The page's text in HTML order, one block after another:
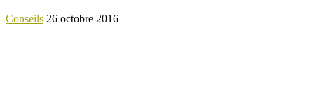
Conseils 26 octobre 2016